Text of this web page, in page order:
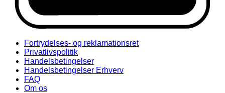
Fortrydelses- og reklamationsret
Privatlivspolitik
Handelsbetingelser
Handelsbetingelser Erhverv
FAQ
Om os